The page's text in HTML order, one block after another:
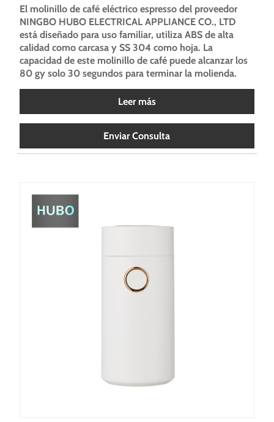
El molinillo de café eléctrico espresso del proveedor
NINGBO HUBO ELECTRICAL APPLIANCE CO., LTD
está diseñado para uso familiar, utiliza ABS de alta
calidad como carcasa y SS 304 como hoja. La
capacidad de este molinillo de café puede alcanzar los
80 gy solo 30 segundos para terminar la molienda.
Leer más
Enviar Consulta